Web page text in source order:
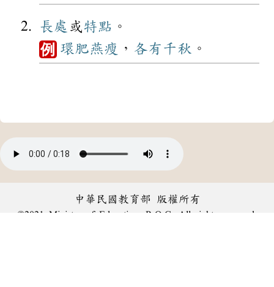
長處 或特點 。
例 環肥燕瘦 ， 各有千秋 。
中華民國教育部 版權所有
©2021 Ministry of Education, R.O.C. All rights reserved.